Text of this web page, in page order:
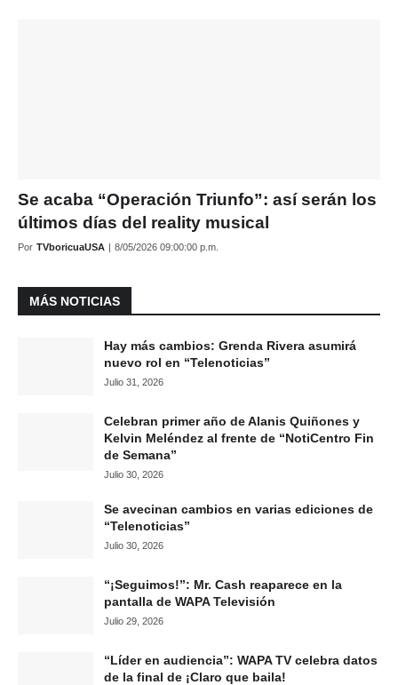
Se acaba “Operación Triunfo”: así serán los
últimos días del reality musical
Por TVboricuaUSA | 8/05/2026 09:00:00 p.m.
MÁS NOTICIAS
Hay más cambios: Grenda Rivera asumirá
nuevo rol en “Telenoticias”
Julio 31, 2026
Celebran primer año de Alanis Quiñones y
Kelvin Meléndez al frente de “NotiCentro Fin
de Semana”
Julio 30, 2026
Se avecinan cambios en varias ediciones de
“Telenoticias”
Julio 30, 2026
“¡Seguimos!”: Mr. Cash reaparece en la
pantalla de WAPA Televisión
Julio 29, 2026
“Líder en audiencia”: WAPA TV celebra datos
de la final de ¡Claro que baila!